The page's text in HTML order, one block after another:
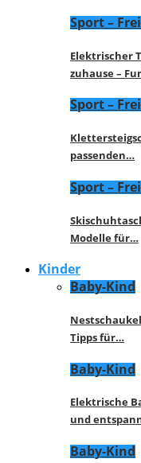
Sport –
Elektrischer
zuhause –
Sport –
passenden…
Sport –
Modelle für…
Kinder
Baby-Kind
Tipps für…
Baby-Kind
Elektrische
und
Baby-Kind